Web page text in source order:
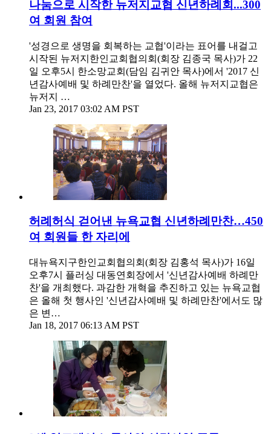
나눔으로 시작한 뉴저지교협 신년하례회...300
여 회원 참여
'성경으로 생명을 회복하는 교협'이라는 표어를 내걸고
시작된 뉴저지한인교회협의회(회장 김종국 목사)가 22
일 오후5시 한소망교회(담임 김귀안 목사)에서 '2017 신
년감사예배 및 하례만찬'을 열었다. 올해 뉴저지교협은
뉴저지 …
Jan 23, 2017 03:02 AM PST
허례허식 걷어낸 뉴욕교협 신년하례만찬…450
여 회원들 한 자리에
대뉴욕지구한인교회협의회(회장 김홍석 목사)가 16일
오후7시 플러싱 대동연회장에서 '신년감사예배 하례만
찬'을 개최했다. 과감한 개혁을 추진하고 있는 뉴욕교협
은 올해 첫 행사인 '신년감사예배 및 하례만찬'에서도 많
은 변…
Jan 18, 2017 06:13 AM PST